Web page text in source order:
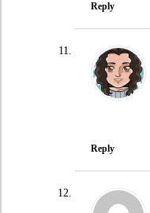
Reply
Reply